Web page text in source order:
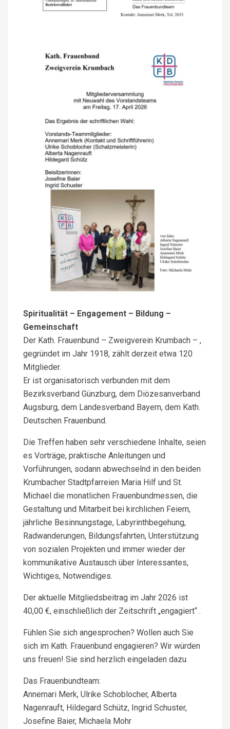
Spiritualität – Engagement – Bildung –
Gemeinschaft
Der Kath. Frauenbund – Zweigverein Krumbach – ,
gegründet im Jahr 1918, zählt derzeit etwa 120
Mitglieder.
Er ist organisatorisch verbunden mit dem
Bezirksverband Günzburg, dem Diözesanverband
Augsburg, dem Landesverband Bayern, dem Kath.
Deutschen Frauenbund.
Die Treffen haben sehr verschiedene Inhalte, seien
es Vorträge, praktische Anleitungen und
Vorführungen, sodann abwechselnd in den beiden
Krumbacher Stadtpfarreien Maria Hilf und St.
Michael die monatlichen Frauenbundmessen, die
Gestaltung und Mitarbeit bei kirchlichen Feiern,
jährliche Besinnungstage, Labyrinthbegehung,
Radwanderungen, Bildungsfahrten, Unterstützung
von sozialen Projekten und immer wieder der
kommunikative Austausch über Interessantes,
Wichtiges, Notwendiges.
Der aktuelle Mitgliedsbeitrag im Jahr 2026 ist
40,00 €, einschließlich der Zeitschrift „engagiert“ .
Fühlen Sie sich angesprochen? Wollen auch Sie
sich im Kath. Frauenbund engagieren? Wir würden
uns freuen! Sie sind herzlich eingeladen dazu.
Das Frauenbundteam:
Annemari Merk, Ulrike Schoblocher, Alberta
Nagenrauft, Hildegard Schütz, Ingrid Schuster,
Josefine Baier, Michaela Mohr